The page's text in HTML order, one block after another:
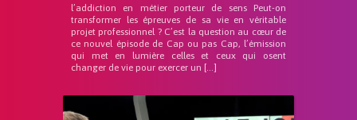
l’addiction en métier porteur de sens Peut-on
transformer les épreuves de sa vie en véritable
projet professionnel ? C’est la question au cœur de
ce nouvel épisode de Cap ou pas Cap, l’émission
qui met en lumière celles et ceux qui osent
changer de vie pour exercer un […]